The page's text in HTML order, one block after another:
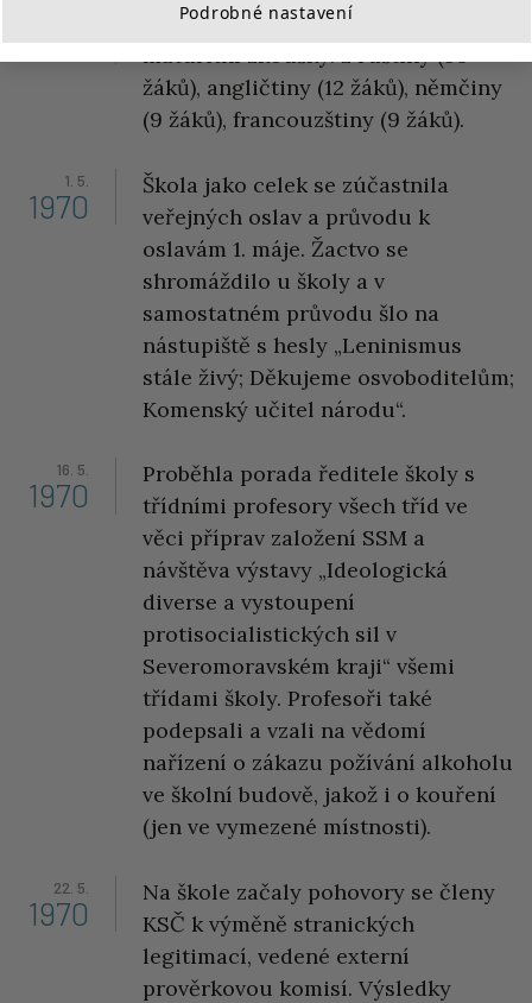
1970
Na škole se konaly písemné
maturitní zkoušky: z ruštiny (59
žáků), angličtiny (12 žáků), němčiny
(9 žáků), francouzštiny (9 žáků).
1. 5.
1970
Škola jako celek se zúčastnila
veřejných oslav a průvodu k
oslavám 1. máje. Žactvo se
shromáždilo u školy a v
samostatném průvodu šlo na
nástupiště s hesly „Leninismus
stále živý; Děkujeme osvoboditelům;
Komenský učitel národu“.
16. 5.
1970
Proběhla porada ředitele školy s
třídními profesory všech tříd ve
věci příprav založení SSM a
návštěva výstavy „Ideologická
diverse a vystoupení
protisocialistických sil v
Severomoravském kraji“ všemi
třídami školy. Profesoři také
podepsali a vzali na vědomí
nařízení o zákazu požívání alkoholu
ve školní budově, jakož i o kouření
(jen ve vymezené místnosti).
22. 5.
1970
Na škole začaly pohovory se členy
KSČ k výměně stranických
legitimací, vedené externí
prověrkovou komisí. Výsledky
Podrobné nastavení